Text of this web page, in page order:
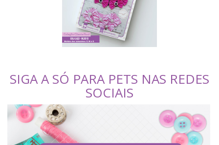
SIGA A SÓ PARA PETS NAS REDES
SOCIAIS